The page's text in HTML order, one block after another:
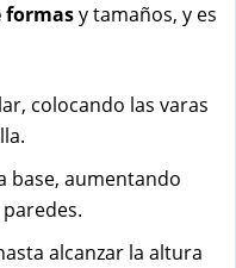
formasy tamaños, y es
colocando las varas
base, aumentando
alcanzar la altura